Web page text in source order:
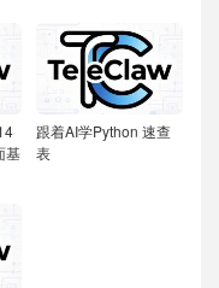
基
跟着AI学Python速查
表